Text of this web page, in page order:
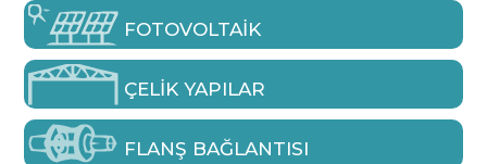
FOTOVOLTAIK
ÇELIK YAPILAR
FLANŞ BAĞLANTISI